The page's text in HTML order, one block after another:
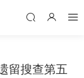
留搜查第五